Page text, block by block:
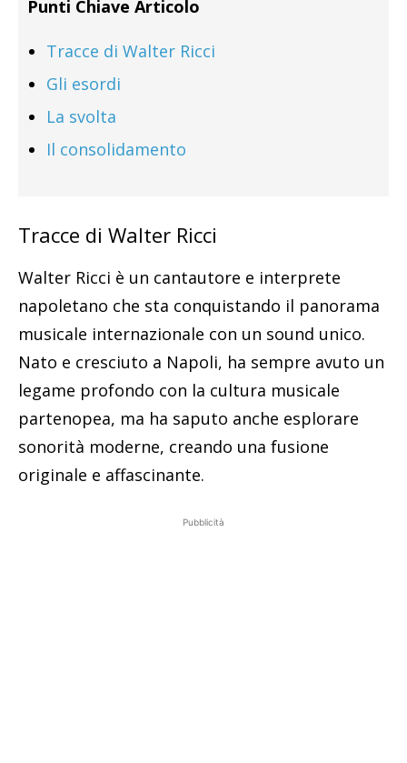
Punti Chiave Articolo
Tracce di Walter Ricci
Gli esordi
La svolta
Il consolidamento
Tracce di Walter Ricci
Walter Ricci è un cantautore e interprete
napoletano che sta conquistando il panorama
musicale internazionale con un sound unico.
Nato e cresciuto a Napoli, ha sempre avuto un
legame profondo con la cultura musicale
partenopea, ma ha saputo anche esplorare
sonorità moderne, creando una fusione
originale e affascinante.
Pubblicità